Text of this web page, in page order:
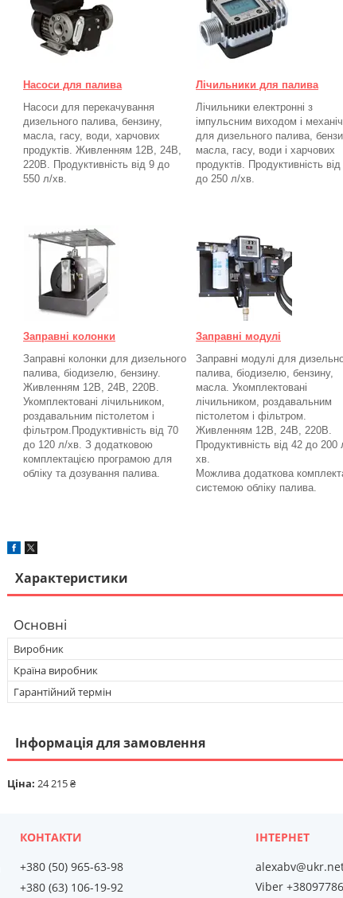
Насоси для палива
Насоси для перекачування
дизельного палива, бензину,
масла, гасу, води, харчових
продуктів. Живленням 12В, 24В,
220В. Продуктивність від 9 до
550 л/хв.
Лічильники для палива
Лічильники електронні з
імпульсним виходом і
для дизельного палива,
масла, гасу, води і харчових
продуктів. Продуктивність
до 250 л/хв.
Заправні колонки
Заправні колонки для дизельного
палива, біодизелю, бензину.
Живленням 12В, 24В, 220В.
Укомплектовані лічильником,
роздавальним пістолетом і
фільтром. Продуктивність від 70
до 120 л/хв. З додатковою
комплектацією програмою для
обліку та дозування палива.
Заправні модулі
Заправні модулі для
палива, біодизелю, бензину,
масла. Укомплектовані
лічильником, роздавальним
пістолетом і фільтром.
Живленням 12В, 24В, 220В.
Продуктивність від 42 до 200
хв.
Можлива додаткова
системою обліку палива.
Характеристики
Основні
Виробник
Країна виробник
Гарантійний термін
Інформація для замовлення
Ціна: 24 215 ₴
+380 (50) 965-63-98
+380 (63) 106-19-92
Viber